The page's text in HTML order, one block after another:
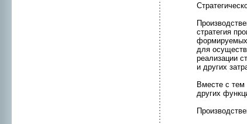
стратегия
формируемых
для
реализации
и других
Вместе с тем
других